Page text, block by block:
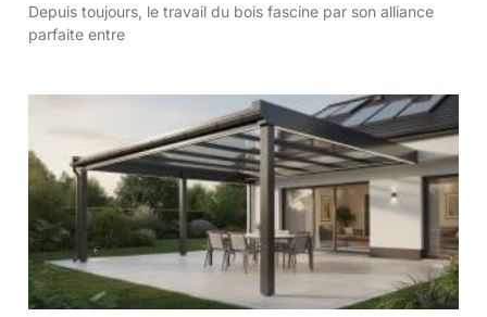
Depuis toujours, le travail du bois fascine par son alliance
parfaite entre